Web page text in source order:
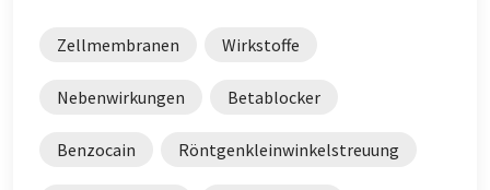
Zellmembranen Wirkstoffe
Nebenwirkungen Betablocker
Benzocain Röntgenkleinwinkelstreuung